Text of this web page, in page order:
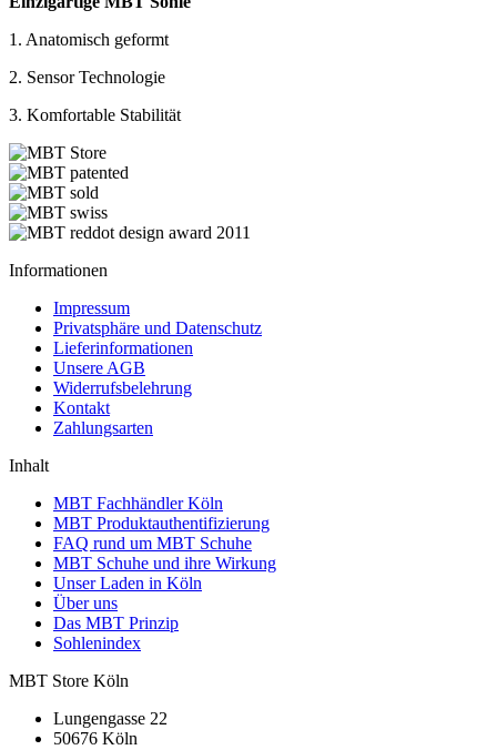
1. Anatomisch geformt
2. Sensor Technologie
3. Komfortable Stabilität
Informationen
Impressum
Privatsphäre und Datenschutz
Lieferinformationen
Unsere AGB
Widerrufsbelehrung
Kontakt
Zahlungsarten
Inhalt
MBT Fachhändler Köln
MBT Produktauthentifizierung
FAQ rund um MBT Schuhe
MBT Schuhe und ihre Wirkung
Unser Laden in Köln
Über uns
Das MBT Prinzip
Sohlenindex
MBT Store Köln
Lungengasse 22
50676 Köln